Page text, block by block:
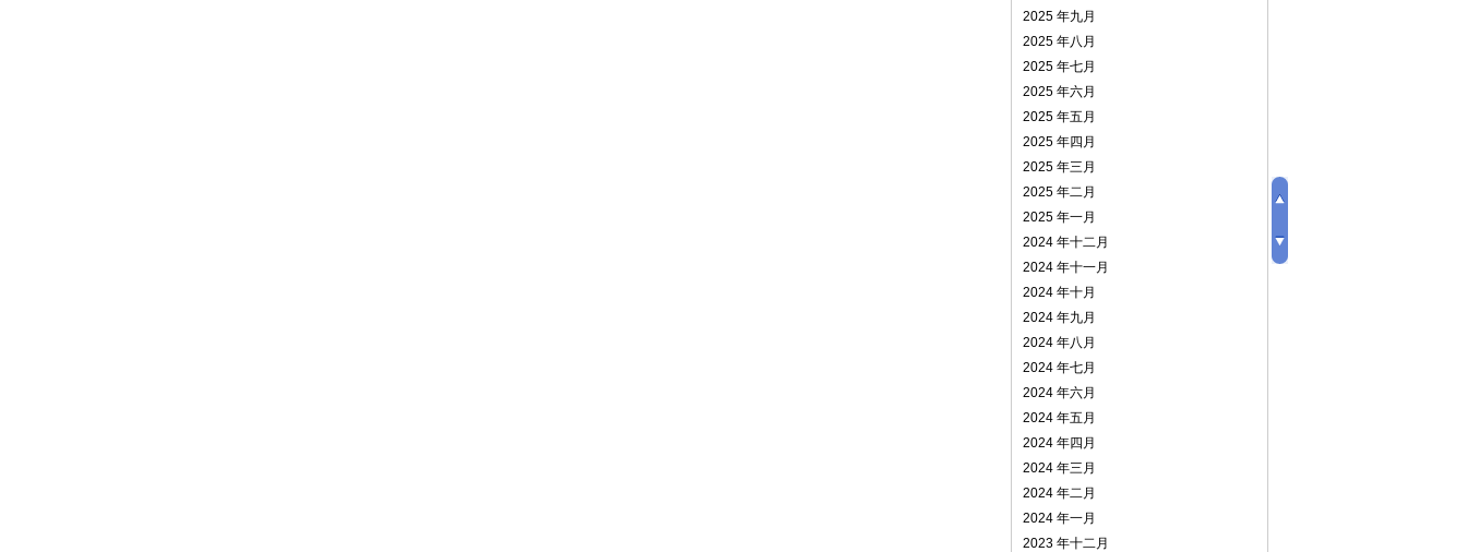
2025 年九月
2025 年八月
2025 年七月
2025 年六月
2025 年五月
2025 年四月
2025 年三月
2025 年二月
2025 年一月
2024 年十二月
2024 年十一月
2024 年十月
2024 年九月
2024 年八月
2024 年七月
2024 年六月
2024 年五月
2024 年四月
2024 年三月
2024 年二月
2024 年一月
2023 年十二月